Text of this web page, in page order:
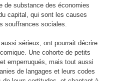
de substance des économies
capital, qui sont les causes
souffrances sociales.
sérieux, ont pourrait décrire
Une cohorte de petits
emperruqués, mais tout aussi
de langages et leurs codes